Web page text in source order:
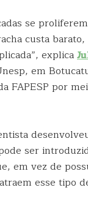
se
custa
explica
em
FAPESP por
ser
em vez de
esse tipo